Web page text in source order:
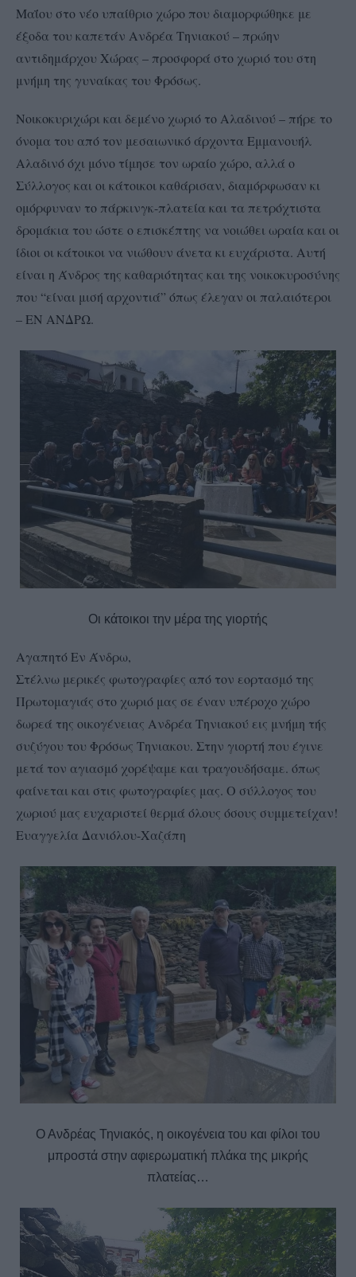
Μαΐου στο νέο υπαίθριο χώρο που διαμορφώθηκε με
έξοδα του καπετάν Ανδρέα Τηνιακού – πρώην
αντιδημάρχου Χώρας – προσφορά στο χωριό του στη
μνήμη της γυναίκας του Φρόσως.
Νοικοκυριχώρι και δεμένο χωριό το Αλαδινού – πήρε το
όνομα του από τον μεσαιωνικό άρχοντα Εμμανουήλ
Αλαδινό όχι μόνο τίμησε τον ωραίο χώρο, αλλά ο
Σύλλογος και οι κάτοικοι καθάρισαν, διαμόρφωσαν κι
ομόρφυναν το πάρκινγκ-πλατεία και τα πετρόχτιστα
δρομάκια του ώστε ο επισκέπτης να νοιώθει ωραία και οι
ίδιοι οι κάτοικοι να νιώθουν άνετα κι ευχάριστα. Αυτή
είναι η Άνδρος της καθαριότητας και της νοικοκυροσύνης
που “είναι μισή αρχοντιά” όπως έλεγαν οι παλαιότεροι
– ΕΝ ΑΝΔΡΩ.
Οι κάτοικοι την μέρα της γιορτής
Αγαπητό Εν Άνδρω,
Στέλνω μερικές φωτογραφίες από τον εορτασμό της
Πρωτομαγιάς στο χωριό μας σε έναν υπέροχο χώρο
δωρεά της οικογένειας Ανδρέα Τηνιακού εις μνήμη τής
συζύγου του Φρόσως Τηνιακου. Στην γιορτή που έγινε
μετά τον αγιασμό χορέψαμε και τραγουδήσαμε. όπως
φαίνεται και στις φωτογραφίες μας. Ο σύλλογος του
χωριού μας ευχαριστεί θερμά όλους όσους συμμετείχαν!
Ευαγγελία Δανιόλου-Χαζάπη
Ο Ανδρέας Τηνιακός, η οικογένεια του και φίλοι του
μπροστά στην αφιερωματική πλάκα της μικρής
πλατείας…